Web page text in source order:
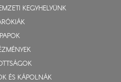
KEGYHELYÜNK
PAPOK
ÉS KÁPOLNÁK